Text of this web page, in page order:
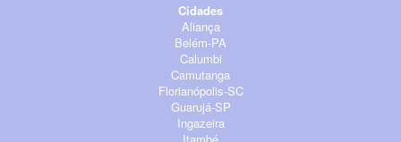
Cidades
Aliança
Belém-PA
Calumbi
Camutanga
Florianópolis-SC
Guarujá-SP
Ingazeira
Itambé